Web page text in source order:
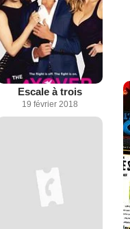
Escale à trois
19 février 2018